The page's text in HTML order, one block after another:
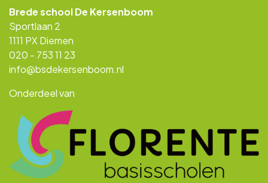
Brede school De Kersenboom
Sportlaan 2
1111 PX Diemen
020 - 753 11 23
info@bsdekersenboom.nl
Onderdeel van